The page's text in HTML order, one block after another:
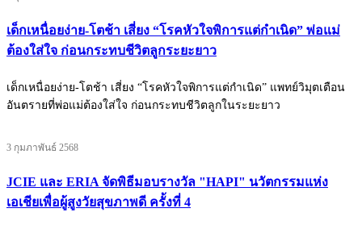
เด็กเหนื่อยง่าย-โตช้า เสี่ยง “โรคหัวใจพิการแต่กำเนิด” พ่อแม่
ต้องใส่ใจ ก่อนกระทบชีวิตลูกระยะยาว
เด็กเหนื่อยง่าย-โตช้า เสี่ยง “โรคหัวใจพิการแต่กำเนิด” แพทย์วิมุตเตือน
อันตรายที่พ่อแม่ต้องใส่ใจ ก่อนกระทบชีวิตลูกในระยะยาว
3 กุมภาพันธ์ 2568
JCIE และ ERIA จัดพิธีมอบรางวัล "HAPI" นวัตกรรมแห่ง
เอเชียเพื่อผู้สูงวัยสุขภาพดี ครั้งที่ 4